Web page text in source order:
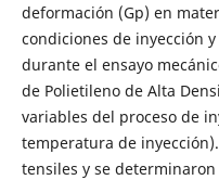
deformación (Gp) en
condiciones de inyección
durante el ensayo
de Polietileno de Alta
variables del proceso de
temperatura de
tensiles y se